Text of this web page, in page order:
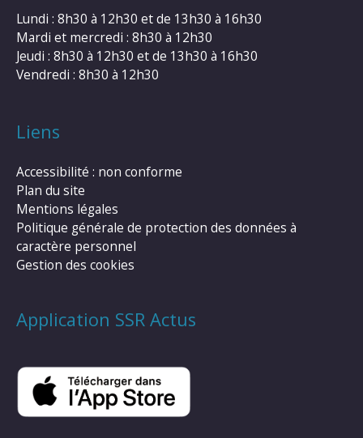
Lundi : 8h30 à 12h30 et de 13h30 à 16h30
Mardi et mercredi : 8h30 à 12h30
Jeudi : 8h30 à 12h30 et de 13h30 à 16h30
Vendredi : 8h30 à 12h30
Liens
Accessibilité : non conforme
Plan du site
Mentions légales
Politique générale de protection des données à
caractère personnel
Gestion des cookies
Application SSR Actus